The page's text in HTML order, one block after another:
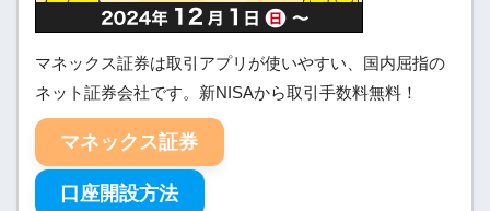
マネックス証券は取引アプリが使いやすい、国内屈指の
ネット証券会社です。新NISAから取引手数料無料！
マネックス証券
口座開設方法